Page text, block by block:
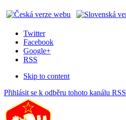
Twitter
Facebook
Google+
RSS
Skip to content
Přihlásit se k odběru tohoto kanálu RSS